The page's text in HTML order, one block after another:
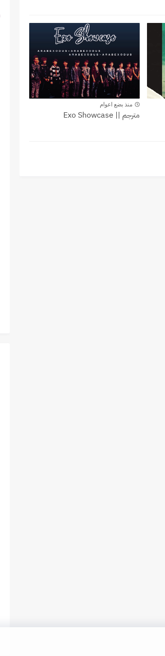
Exo Showcase
منذ بضع اعوام
مترجم || Exo Showcase